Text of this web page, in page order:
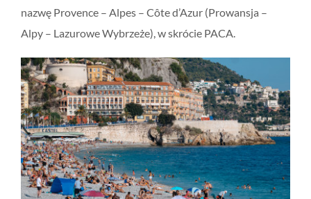
nazwę Provence – Alpes – Côte d’Azur (Prowansja –
Alpy – Lazurowe Wybrzeże), w skrócie PACA.